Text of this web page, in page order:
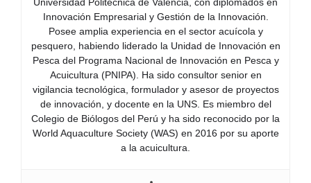
Innovación Empresarial y Gestión de la Innovación.
Posee amplia experiencia en el sector acuícola y
pesquero, habiendo liderado la Unidad de Innovación en
Pesca del Programa Nacional de Innovación en Pesca y
Acuicultura (PNIPA). Ha sido consultor senior en
vigilancia tecnológica, formulador y asesor de proyectos
de innovación, y docente en la UNS. Es miembro del
Colegio de Biólogos del Perú y ha sido reconocido por la
World Aquaculture Society (WAS) en 2016 por su aporte
a la acuicultura.